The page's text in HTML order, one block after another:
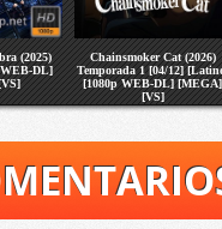
(2025)
DL]
Chainsmoker Cat (2026)
Temporada 1 [04/12]
[1080p WEB-DL] [MEGA]
[VS]